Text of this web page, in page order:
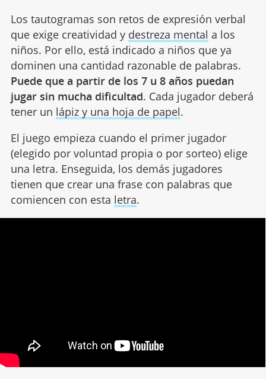
Los tautogramas son retos de expresión verbal
que exige creatividad y destreza mental a los
niños. Por ello, está indicado a niños que ya
dominen una cantidad razonable de palabras.
Puede que a partir de los 7 u 8 años puedan
jugar sin mucha dificultad. Cada jugador deberá
tener un lápiz y una hoja de papel.
El juego empieza cuando el primer jugador
(elegido por voluntad propia o por sorteo) elige
una letra. Enseguida, los demás jugadores
tienen que crear una frase con palabras que
comiencen con esta letra.